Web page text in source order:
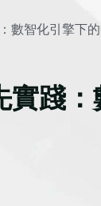
數智化引擎下
實踐